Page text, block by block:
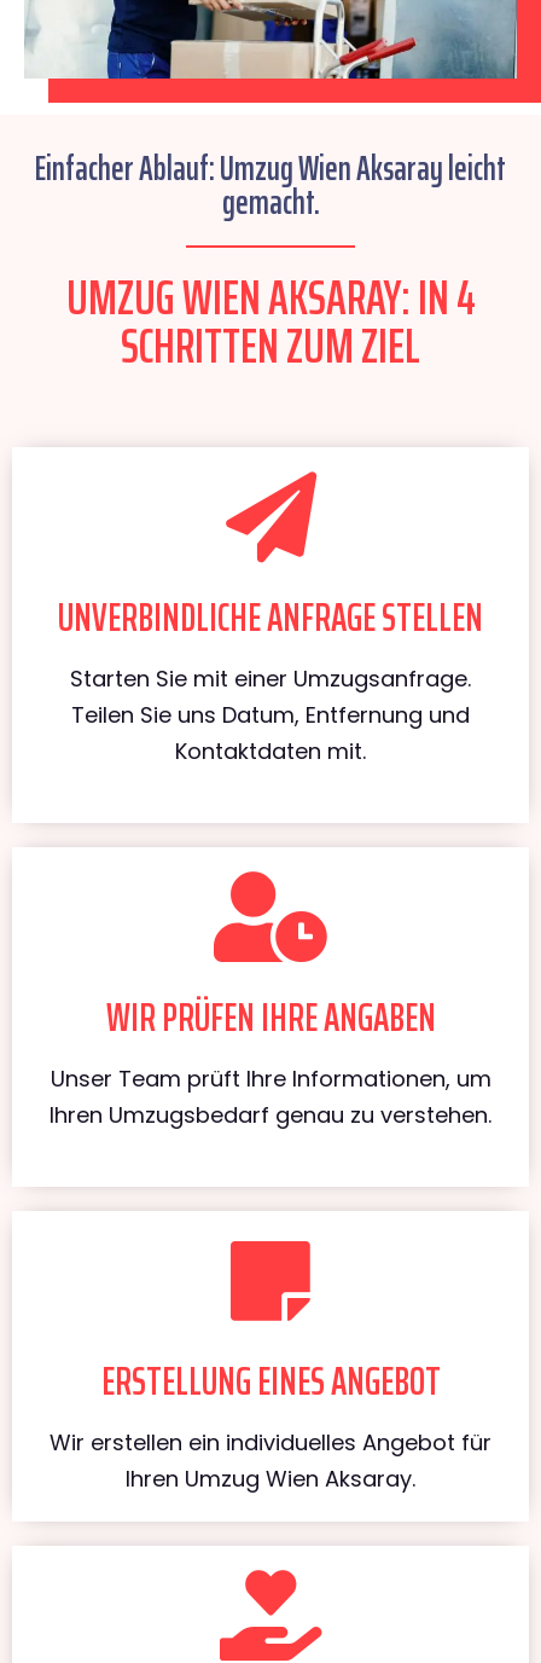
Einfacher Ablauf: Umzug Wien Aksaray leicht
gemacht.
UMZUG WIEN AKSARAY: IN 4
SCHRITTEN ZUM ZIEL
UNVERBINDLICHE ANFRAGE STELLEN
Starten Sie mit einer Umzugsanfrage.
Teilen Sie uns Datum, Entfernung und
Kontaktdaten mit.
WIR PRÜFEN IHRE ANGABEN
Unser Team prüft Ihre Informationen, um
Ihren Umzugsbedarf genau zu verstehen.
ERSTELLUNG EINES ANGEBOT
Wir erstellen ein individuelles Angebot für
Ihren Umzug Wien Aksaray.